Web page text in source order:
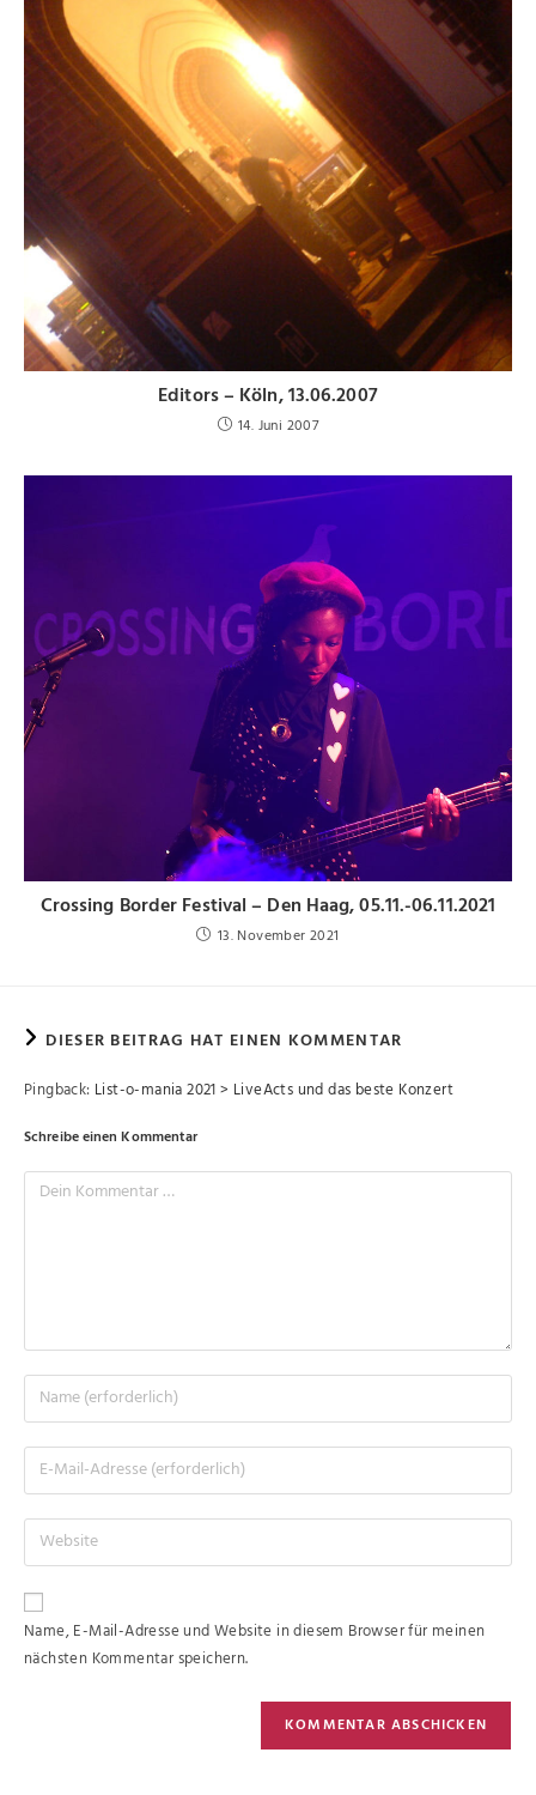
Editors – Köln, 13.06.2007
14. Juni 2007
Crossing Border Festival – Den Haag, 05.11.-06.11.2021
13. November 2021
DIESER BEITRAG HAT EINEN KOMMENTAR
Pingback: List-o-mania 2021 > LiveActs und das beste Konzert
Schreibe einen Kommentar
Name, E-Mail-Adresse und Website in diesem Browser für meinen
nächsten Kommentar speichern.